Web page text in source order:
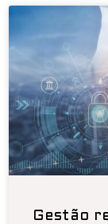
Gestão